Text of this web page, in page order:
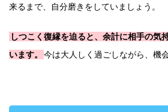
来るまで、自分磨きをしていましょう。
しつこく復縁を迫ると、余計に相手の気
います。
今は大人しく過ごしながら、機